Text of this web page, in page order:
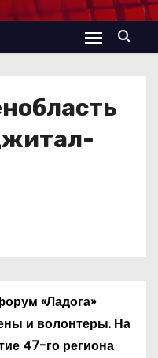
«Ладога»
и волонтеры. На
47-го региона